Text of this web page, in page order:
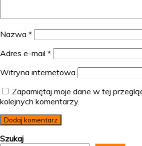
Nazwa *
Adres e-mail *
Witryna internetowa
Zapamiętaj moje dane w tej
kolejnych komentarzy.
Szukaj